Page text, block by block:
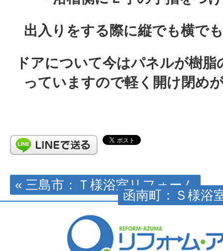
出入りをする際に縦でも横で
ドアについて今はパネルが樹
っていますので軽く開け閉め
« 三島市：Ｔ様浴室リフォーム
函南町：Ｓ様浴